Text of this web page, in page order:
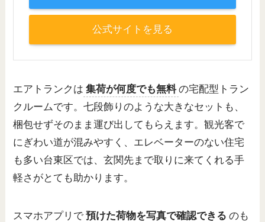
公式サイトを見る
エアトランクは 集荷が何度でも無料 の宅配型トラン
クルームです。七段飾りのような大きなセットも、
梱包せずそのまま運び出してもらえます。観光客で
にぎわい道が混みやすく、エレベーターのない住宅
も多い台東区では、玄関先まで取りに来てくれる手
軽さがとても助かります。
スマホアプリで 預けた荷物を写真で確認できる のも